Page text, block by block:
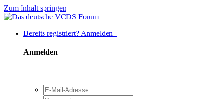
Zum Inhalt springen
Bereits registriert? Anmelden
Anmelden